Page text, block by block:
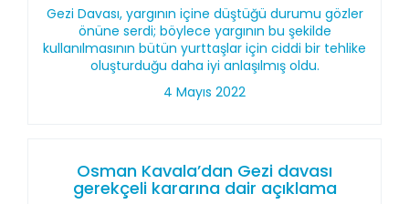
Gezi Davası, yargının içine düştüğü durumu gözler
önüne serdi; böylece yargının bu şekilde
kullanılmasının bütün yurttaşlar için ciddi bir tehlike
oluşturduğu daha iyi anlaşılmış oldu.
4 Mayıs 2022
Osman Kavala’dan Gezi davası
gerekçeli kararına dair açıklama